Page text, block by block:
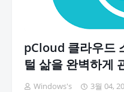
pCloud 클라우드
털 삶을 완벽하게
Windows's
3월 04,